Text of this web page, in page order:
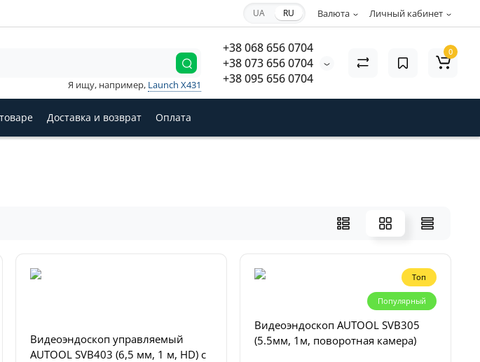
Личный кабинет
Валюта
UA RU
+38 068 656 0704
+38 073 656 0704
+38 095 656 0704
Я ищу, например, Launch X431
0
Доставка и возврат Оплата
Видеоэндоскоп управляемый
AUTOOL SVB403 (6,5 мм, 1 м, HD) с
Топ
Популярный
Видеоэндоскоп AUTOOL SVB305
(5.5мм, 1м, поворотная камера)